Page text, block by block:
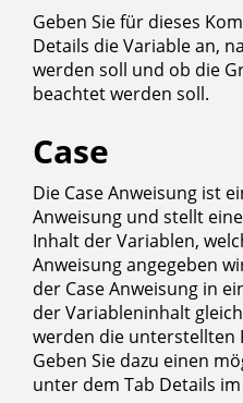
Geben Sie für dieses
Details die Variable an,
werden soll und ob die
beachtet werden soll.
Case
Die Case Anweisung ist
Anweisung und stellt
Inhalt der Variablen,
Anweisung angegeben
der Case Anweisung in
der Variableninhalt
werden die unterstellten
Geben Sie dazu einen
unter dem Tab Details